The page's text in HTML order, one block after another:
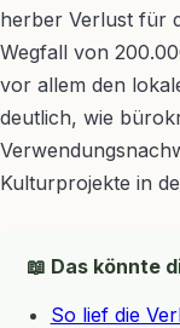
herber Verlust für
Wegfall von
vor allem den
deutlich, wie
Kulturprojekte in
📖 Das könnte
So lief die